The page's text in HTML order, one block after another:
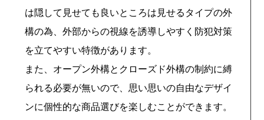
は隠して見せても良いところは見せるタイプの外
構の為、外部からの視線を誘導しやすく防犯対策
を立てやすい特徴があります。
また、オープン外構とクローズド外構の制約に縛
られる必要が無いので、思い思いの自由なデザイ
ンに個性的な商品選びを楽しむことができます。